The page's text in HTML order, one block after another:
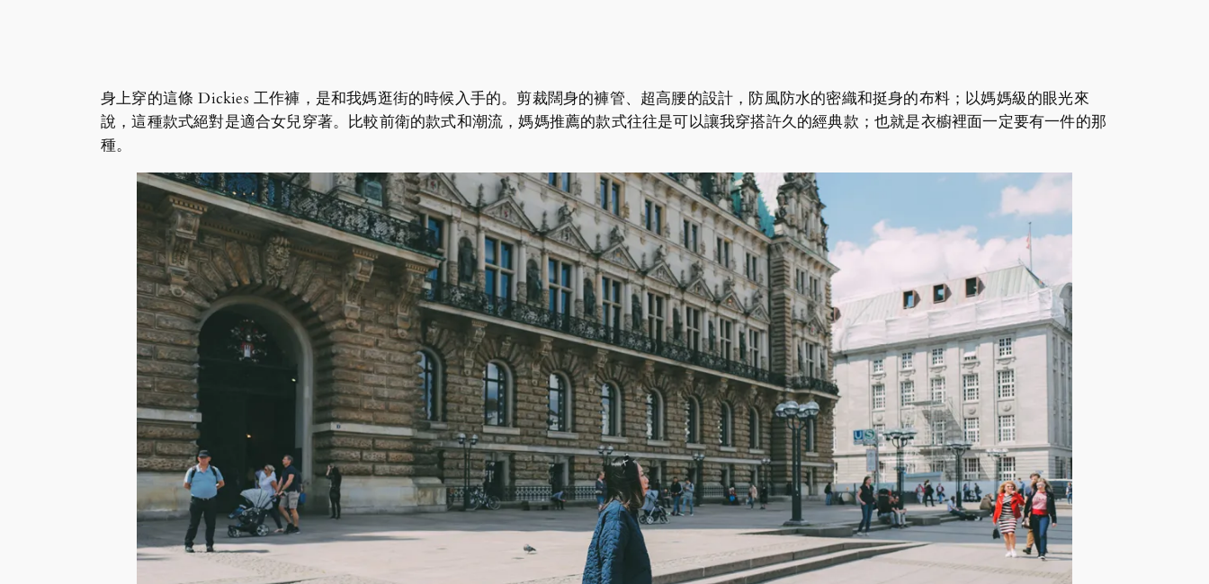
身上穿的這條 Dickies 工作褲，是和我媽逛街的時候入手的。剪裁闊身的褲管、超高腰的設計，防風防水的密織和挺身的布料；以媽媽級的眼光來
說，這種款式絕對是適合女兒穿著。比較前衛的款式和潮流，媽媽推薦的款式往往是可以讓我穿搭許久的經典款；也就是衣櫥裡面一定要有一件的那
種。